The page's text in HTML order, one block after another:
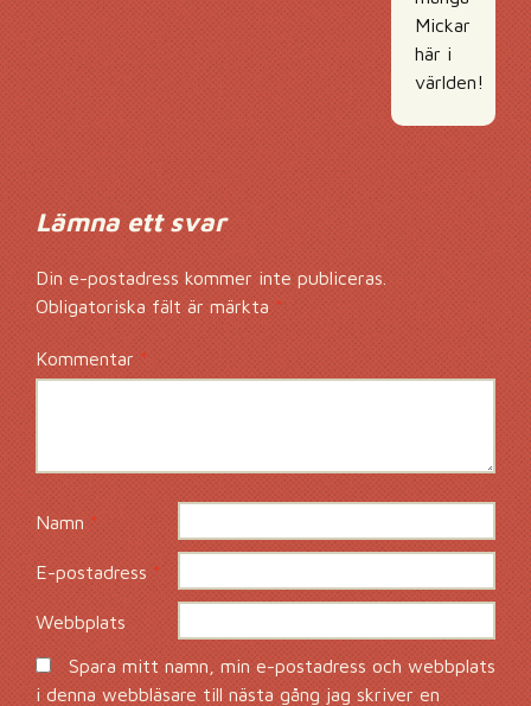
Mickar
här i
världen!
Lämna ett svar
Din e-postadress kommer inte publiceras.
Obligatoriska fält är märkta*
Kommentar *
Namn*
E-postadress*
Webbplats
Spara mitt namn, min e-postadress och webbplats
i denna webbläsare till nästa gång jag skriver en